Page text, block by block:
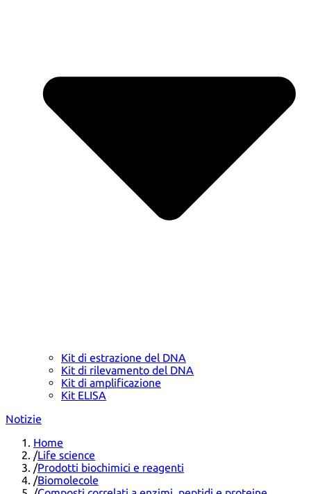
Kit di estrazione del DNA
Kit di rilevamento del DNA
Kit di amplificazione
Kit ELISA
Notizie
Home
/Life science
/Prodotti biochimici e reagenti
/Biomolecole